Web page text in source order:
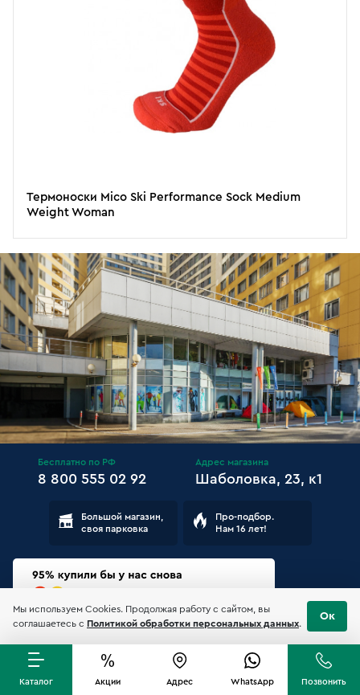
Термоноски Mico Ski Performance Sock Medium
Weight Woman
Бесплатно по РФ
8 800 555 02 92
Адрес магазина
Шаболовка, 23, к1
Большой магазин,
своя парковка
Про-подбор.
Нам 16 лет!
Каталог Акции Адрес WhatsApp Позвонить
Мы используем Cookies. Продолжая работу с сайтом, вы
соглашаетесь с Политикой обработки персональных данных.
Ок